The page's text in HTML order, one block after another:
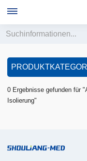
0 Ergebnisse gefunden für
Isolierung"